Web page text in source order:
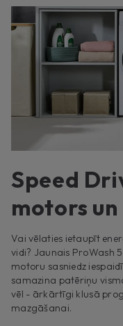
Speed
motors
Vai vēlaties ietaupīt
vidi? Jaunais ProWash
motoru sasniedz
samazina patēriņu
vēl - ārkārtīgi klusā
mazgāšanai.